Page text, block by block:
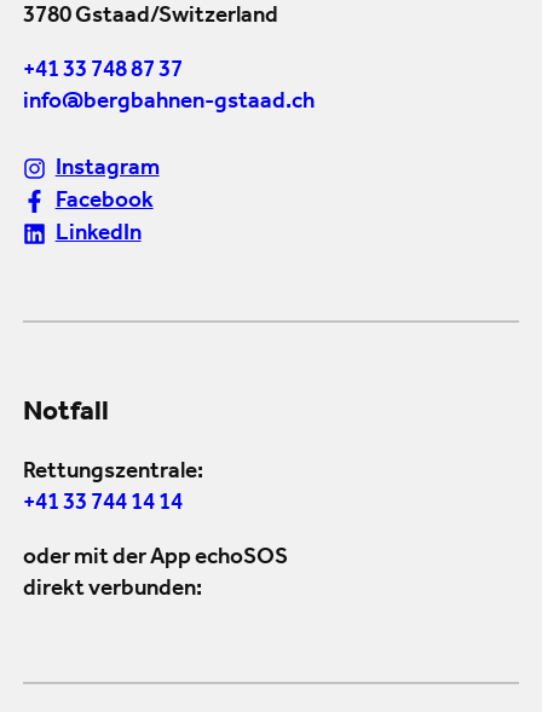
3780 Gstaad/Switzerland
+41 33 748 87 37
info@bergbahnen-gstaad.ch
Instagram
Facebook
LinkedIn
Notfall
Rettungszentrale:
+41 33 744 14 14
oder mit der App echoSOS
direkt verbunden: